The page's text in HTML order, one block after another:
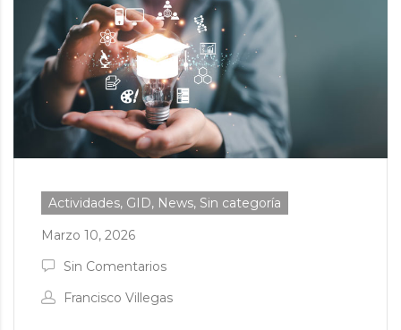
Actividades, GID, News, Sin categoría
Marzo 10, 2026
Sin Comentarios
Francisco Villegas